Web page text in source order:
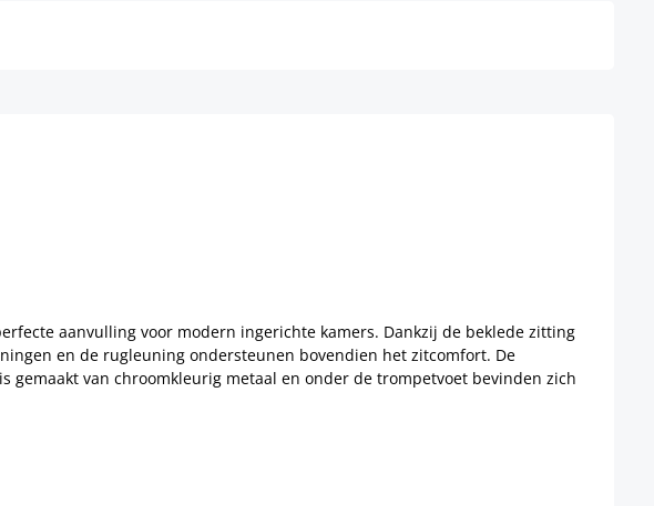
aanvulling voor modern ingerichte kamers. Dankzij de beklede zitting
en de rugleuning ondersteunen bovendien het zitcomfort. De
van chroomkleurig metaal en onder de trompetvoet bevinden zich